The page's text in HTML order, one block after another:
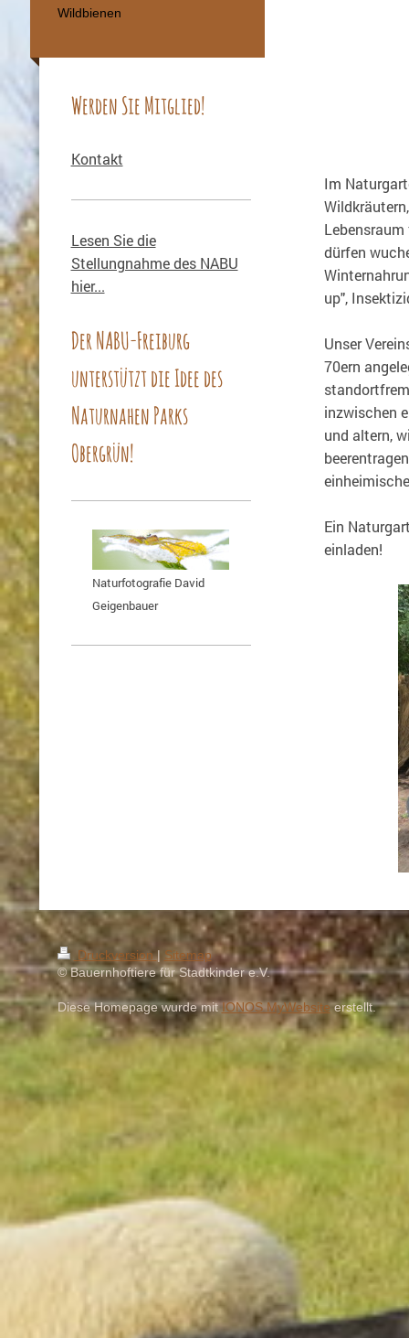
Im
Lebensraum
dürfen
up",
Unser
70ern
inzwischen
und altern,
Ein
einladen!
Wildbienen
Werden Sie Mitglied!
Kontakt
Lesen Sie die
Stellungnahme des NABU
hier...
Der NABU-Freiburg
unterstützt die Idee des
Naturnahen Parks
Obergrün!
Naturfotografie David
Geigenbauer
Druckversion| Sitemap
© Bauernhoftiere für Stadtkinder e.V.
Diese Homepage wurde mit IONOS MyWebsiteerstellt.